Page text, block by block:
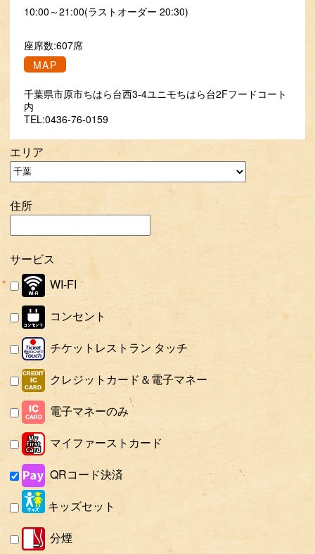
10:00～21:00(ラストオーダー 20:30)
座席数:607席
MAP
千葉県市原市ちはら台西3-4ユニモちはら台2Fフードコート
内
TEL:0436-76-0159
エリア
住所
サービス
WI-FI
コンセント
チケットレストラン タッチ
クレジットカード＆電子マネー
電子マネーのみ
マイファーストカード
QRコード決済
キッズセット
分煙